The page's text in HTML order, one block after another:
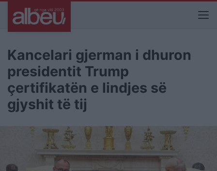
Kancelari gjerman i dhuron
presidentit Trump
çertifikatën e lindjes së
gjyshit të tij